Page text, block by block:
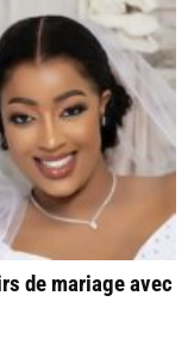
de mariage avec